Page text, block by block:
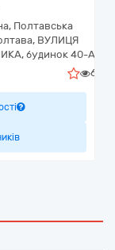
, Полтавська
ВУЛИЦЯ
будинок 40-А
6